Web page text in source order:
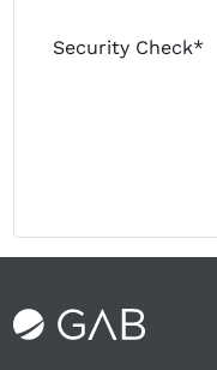
Security Check*